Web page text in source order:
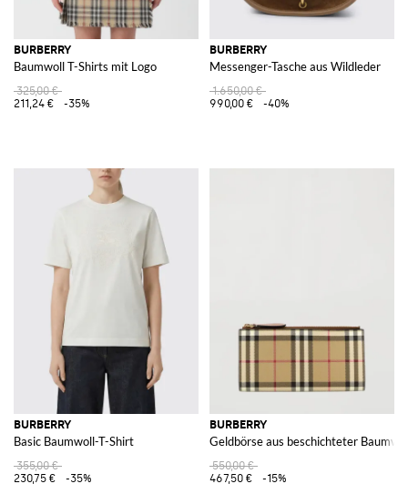
BURBERRY
Baumwoll T-Shirts mit Logo
325,00 €
211,24 €
-35%
BURBERRY
Messenger-Tasche aus Wildleder
1.650,00 €
990,00 €
-40%
BURBERRY
Basic Baumwoll-T-Shirt
355,00 €
230,75 €
-35%
BURBERRY
Geldbörse aus beschichteter
550,00 €
467,50 €
-15%